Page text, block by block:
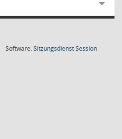
Software:SitzungsdienstSession(Wird in